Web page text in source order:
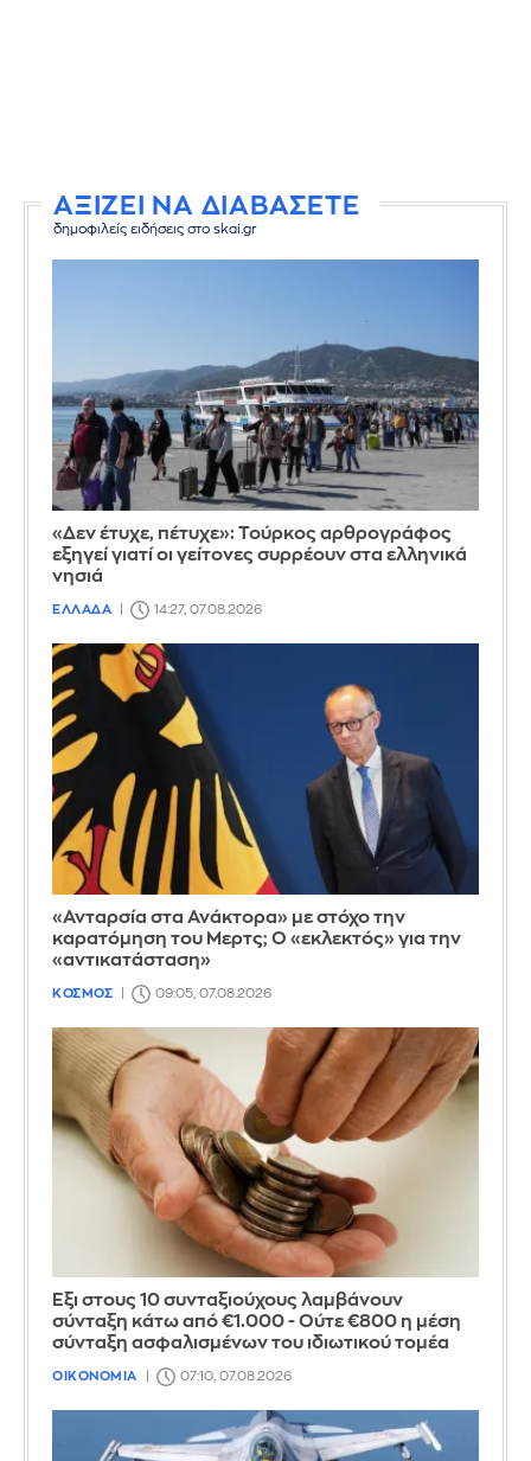
ΑΞΙΖΕΙ ΝΑ ΔΙΑΒΑΣΕΤΕ
δημοφιλείς ειδήσεις στο skai.gr
«Δεν έτυχε, πέτυχε»: Τούρκος αρθρογράφος
εξηγεί γιατί οι γείτονες συρρέουν στα ελληνικά
νησιά
ΕΛΛΑΔΑ 14:27, 07.08.2026
«Ανταρσία στα Ανάκτορα» με στόχο την
καρατόμηση του Μερτς; Ο «εκλεκτός» για την
«αντικατάσταση»
ΚΟΣΜΟΣ 09:05, 07.08.2026
Έξι στους 10 συνταξιούχους λαμβάνουν
σύνταξη κάτω από €1.000 - Ούτε €800 η μέση
σύνταξη ασφαλισμένων του ιδιωτικού τομέα
ΟΙΚΟΝΟΜΙΑ 07:10, 07.08.2026